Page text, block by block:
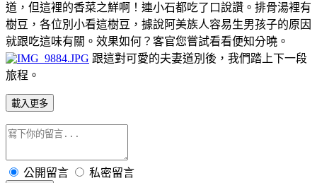
道，但這裡的香菜之鮮啊！連小石都吃了口說讚。排骨湯裡有
樹豆，各位別小看這樹豆，據說阿美族人容易生男孩子的原因
就跟吃這味有關。效果如何？客官您嘗試看看便知分曉。
跟這對可愛的夫妻道別後，我們踏上下一段
旅程。
載入更多
公開留言 私密留言